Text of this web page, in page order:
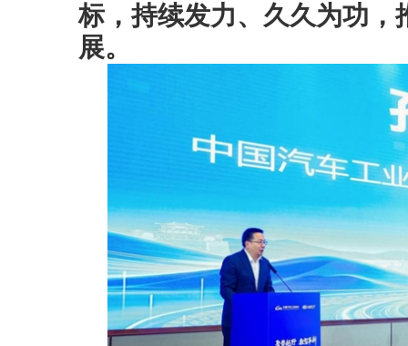
标，持续发力、久久为功，
展。